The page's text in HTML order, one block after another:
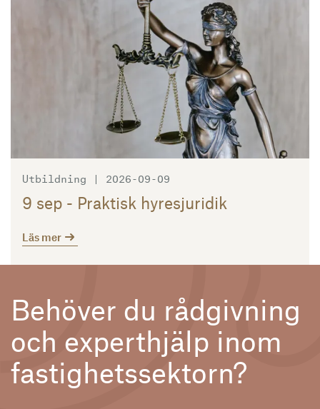
Utbildning | 2026-09-09
9 sep - Praktisk hyresjuridik
Läs mer
Behöver du rådgivning
och experthjälp inom
fastighetssektorn?